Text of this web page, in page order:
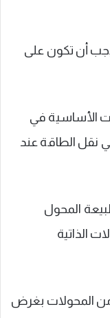
أن تكون على
الأساسية في
نقل الطاقة عند
المحول
الذاتية
من المحولات بغرض